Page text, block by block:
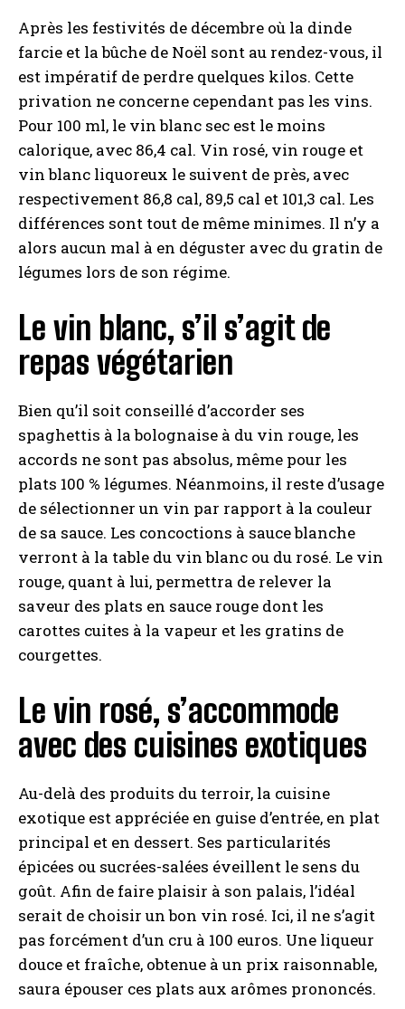
Après les festivités de décembre où la dinde
farcie et la bûche de Noël sont au rendez-vous, il
est impératif de perdre quelques kilos. Cette
privation ne concerne cependant pas les vins.
Pour 100 ml, le vin blanc sec est le moins
calorique, avec 86,4 cal. Vin rosé, vin rouge et
vin blanc liquoreux le suivent de près, avec
respectivement 86,8 cal, 89,5 cal et 101,3 cal. Les
différences sont tout de même minimes. Il n’y a
alors aucun mal à en déguster avec du gratin de
légumes lors de son régime.
Le vin blanc, s’il s’agit de
repas végétarien
Bien qu’il soit conseillé d’accorder ses
spaghettis à la bolognaise à du vin rouge, les
accords ne sont pas absolus, même pour les
plats 100 % légumes. Néanmoins, il reste d’usage
de sélectionner un vin par rapport à la couleur
de sa sauce. Les concoctions à sauce blanche
verront à la table du vin blanc ou du rosé. Le vin
rouge, quant à lui, permettra de relever la
saveur des plats en sauce rouge dont les
carottes cuites à la vapeur et les gratins de
courgettes.
Le vin rosé, s’accommode
avec des cuisines exotiques
Au-delà des produits du terroir, la cuisine
exotique est appréciée en guise d’entrée, en plat
principal et en dessert. Ses particularités
épicées ou sucrées-salées éveillent le sens du
goût. Afin de faire plaisir à son palais, l’idéal
serait de choisir un bon vin rosé. Ici, il ne s’agit
pas forcément d’un cru à 100 euros. Une liqueur
douce et fraîche, obtenue à un prix raisonnable,
saura épouser ces plats aux arômes prononcés.